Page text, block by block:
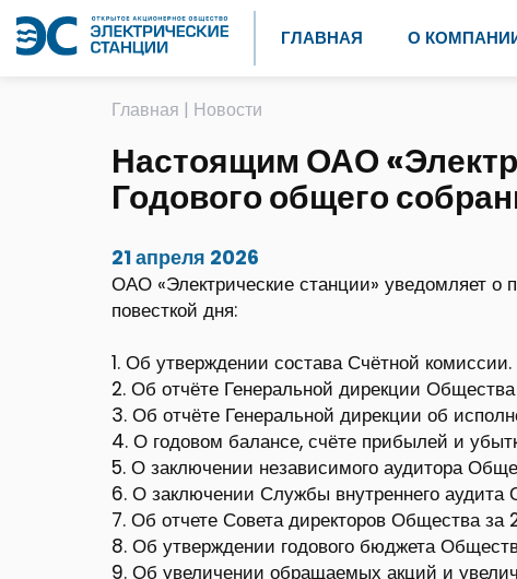
ГЛАВНАЯ О
Главная | Новости
Настоящим ОАО
Годового общего
21 апреля 2026
ОАО «Электрические станции» уведомляет о
повесткой дня:
1. Об утверждении состава Счётной комиссии.
2. Об отчёте Генеральной дирекции
3. Об отчёте Генеральной дирекции об
4. О годовом балансе, счёте прибылей и
5. О заключении независимого аудитора
6. О заключении Службы внутреннего аудита
7. Об отчете Совета директоров Общества за
8. Об утверждении годового бюджета
9. Об увеличении обращаемых акций и